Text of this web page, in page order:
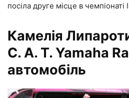
посіла друге місце в чемпіонаті
Камелія
C. A. T. Yamaha
автомобіль